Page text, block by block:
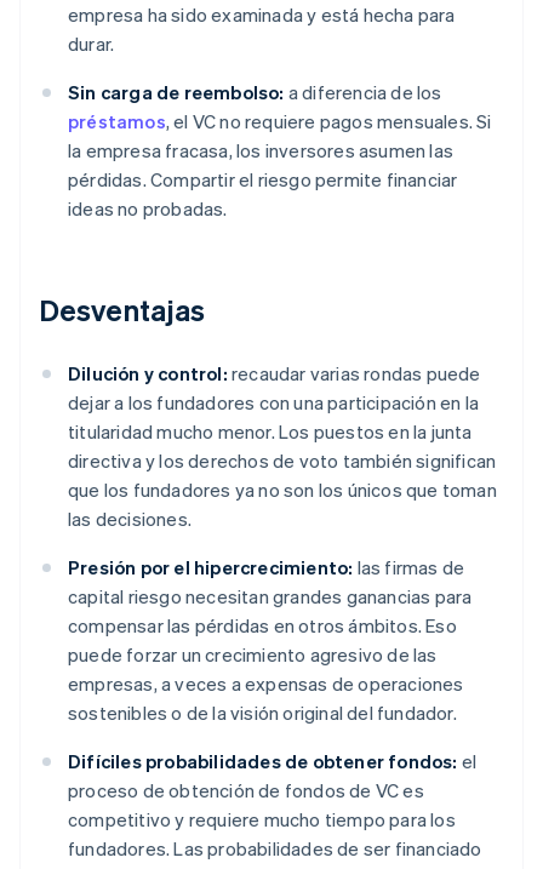
empresa ha sido examinada y está hecha para
durar.
Sin carga de reembolso: a diferencia de los
préstamos, el VC no requiere pagos mensuales. Si
la empresa fracasa, los inversores asumen las
pérdidas. Compartir el riesgo permite financiar
ideas no probadas.
Desventajas
Dilución y control: recaudar varias rondas puede
dejar a los fundadores con una participación en la
titularidad mucho menor. Los puestos en la junta
directiva y los derechos de voto también significan
que los fundadores ya no son los únicos que toman
las decisiones.
Presión por el hipercrecimiento: las firmas de
capital riesgo necesitan grandes ganancias para
compensar las pérdidas en otros ámbitos. Eso
puede forzar un crecimiento agresivo de las
empresas, a veces a expensas de operaciones
sostenibles o de la visión original del fundador.
Difíciles probabilidades de obtener fondos: el
proceso de obtención de fondos de VC es
competitivo y requiere mucho tiempo para los
fundadores. Las probabilidades de ser financiado